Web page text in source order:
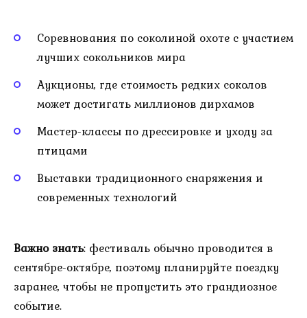
Соревнования по соколиной охоте с участием
лучших сокольников мира
Аукционы, где стоимость редких соколов
может достигать миллионов дирхамов
Мастер-классы по дрессировке и уходу за
птицами
Выставки традиционного снаряжения и
современных технологий
Важно знать: фестиваль обычно проводится в
сентябре-октябре, поэтому планируйте поездку
заранее, чтобы не пропустить это грандиозное
событие.